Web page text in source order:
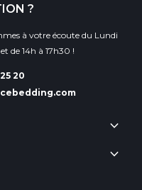
?
à votre écoute du Lundi
de 14h à 17h30 !
20
keyboard_arrow_down
keyboard_arrow_down